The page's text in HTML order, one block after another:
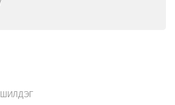
ШИЛДЭГ